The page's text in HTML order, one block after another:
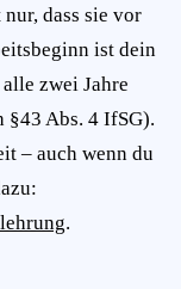
dass sie vor
ist dein
zwei Jahre
§43 Abs. 4 IfSG).
– auch wenn du
.